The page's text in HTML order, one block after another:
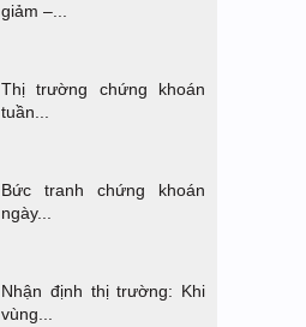
giảm –...
Thị trường chứng khoán
tuần...
Bức tranh chứng khoán
ngày...
Nhận định thị trường: Khi
vùng...